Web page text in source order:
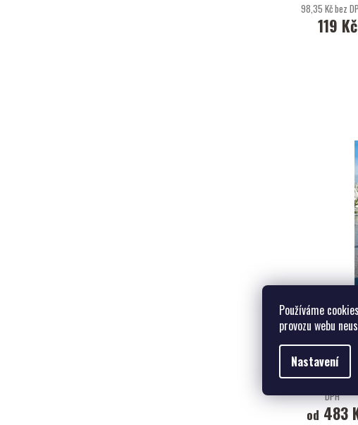
Používáme
provozu webu
Nastavení
98,35 Kč bez
119 Kč
od 431,25 Kč bez
DPH
od 483